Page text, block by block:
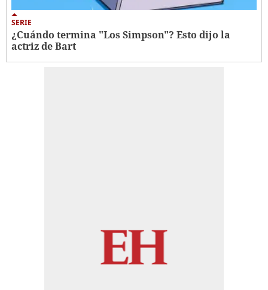
SERIE
¿Cuándo termina "Los Simpson"? Esto dijo la
actriz de Bart